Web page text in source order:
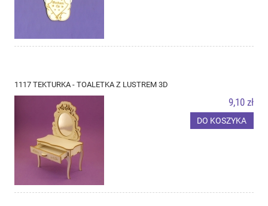
1117 TEKTURKA - TOALETKA Z LUSTREM 3D
9,10 zł
DO KOSZYKA